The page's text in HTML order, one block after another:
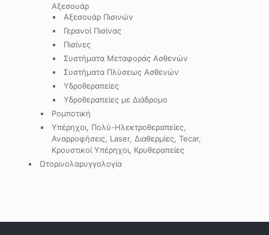
Αξεσουάρ
Αξεσουάρ Πισινών
Γερανοί Πισίνας
Πισίνες
Συστήματα Μεταφοράς Ασθενών
Συστήματα Πλύσεως Ασθενών
Υδροθεραπείες
Υδροθεραπείες με Διάδρομο
Ρομποτική
Υπέρηχοι, Πολύ-Ηλεκτροθεραπείες,
Αναρροφήσεις, Laser, Διαθερμίες, Tecar,
Κρουστικοί Υπέρηχοι, Κρυθεραπείες
Ωτορινολαρυγγολογία